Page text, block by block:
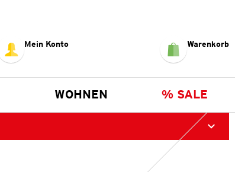
Mein Konto Warenkorb
WOHNEN % SALE